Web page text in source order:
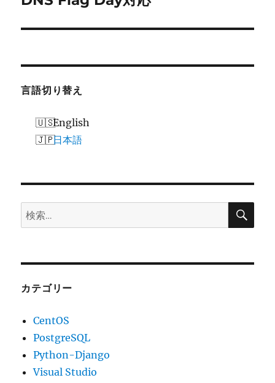
ゲ
ー
シ
ョ
投
言語切り替え
English
日本語
検
索:
検
カテゴリー
CentOS
PostgreSQL
Python-Django
Visual Studio